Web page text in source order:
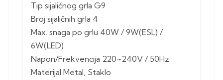
Tip sijaličnog grla G9
Broj sijaličnih grla 4
Max. snaga po grlu 40W / 9W(ESL) /
6W(LED)
Napon/Frekvencija 220~240V / 50Hz
Materijal Metal, Staklo